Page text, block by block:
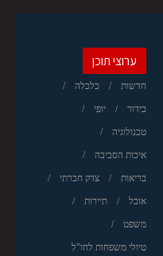
ערוצי תוכן
חדשות כלכלה
בידור יופי
טכנולוגיה
איכות הסביבה
בריאות צדק חברתי
אוכל תיירות
משפט
טיולי משפחות לחו"ל